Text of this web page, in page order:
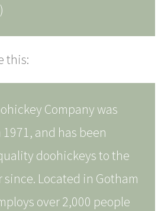
this:
Company was
and has been
doohickeys to the
since. Located in Gotham
over 2,000 people